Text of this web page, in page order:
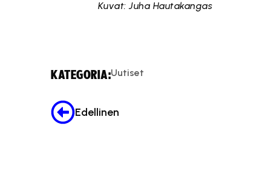
Kuvat: Juha Hautakangas
KATEGORIA:Uutiset
Edellinen